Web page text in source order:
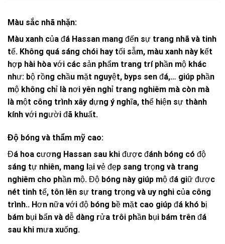
Màu sắc nhã nhặn:
Màu xanh của đá Hassan mang đến sự trang nhã và tinh
tế. Không quá sáng chói hay tối sẫm, màu xanh này kết
hợp hài hòa với các sản phẩm trang trí phần mộ khác
như: bộ rồng chầu mặt nguyệt, byps sen đá,… giúp phần
mộ không chỉ là nơi yên nghỉ trang nghiêm mà còn mà
là một công trình xây dựng ý nghĩa, thể hiện sự thành
kính với người đã khuất.
Độ bóng và thẩm mỹ cao:
Đá hoa cương Hassan sau khi được đánh bóng có độ
sáng tự nhiên, mang lại vẻ đẹp sang trọng và trang
nghiêm cho phần mộ. Độ bóng này giúp mộ đá giữ được
nét tinh tế, tôn lên sự trang trọng và uy nghi của công
trình.. Hơn nữa với độ bóng bề mặt cao giúp đá khó bị
bám bụi bẩn và dễ dàng rửa trôi phần bụi bám trên đá
sau khi mưa xuống.